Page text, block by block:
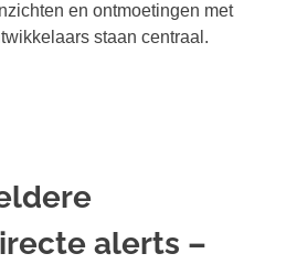
en ontmoetingen met
staan centraal.
alerts –